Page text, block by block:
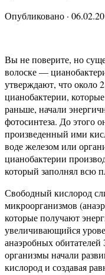
Опубликовано ·
Вы не поверите, но
волоске —
утверждают, что около
цианобактерии,
раньше, начали
фотосинтеза. До этого
произведенный ими
воде железом или
цианобактерии
который заполнял всю
Свободный кислород
микроорганизмов
которые получают
увеличивающийся
анаэробных
организмы начали
кислород и создавая